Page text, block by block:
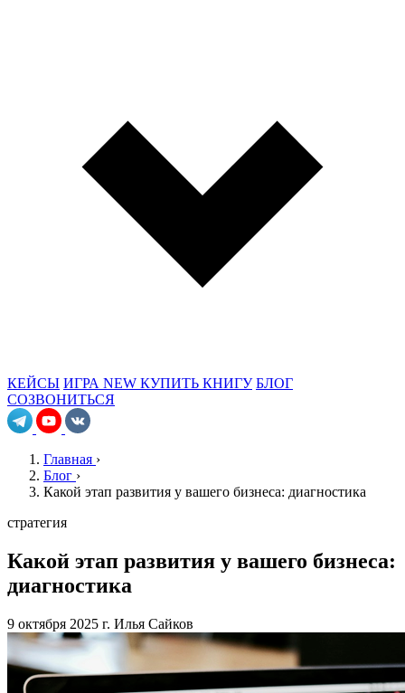
КЕЙСЫ ИГРА NEW КУПИТЬ КНИГУ БЛОГ
СОЗВОНИТЬСЯ
Главная ›
Блог ›
Какой этап развития у вашего бизнеса: диагностика
стратегия
Какой этап развития у вашего бизнеса:
диагностика
9 октября 2025 г. Илья Сайков